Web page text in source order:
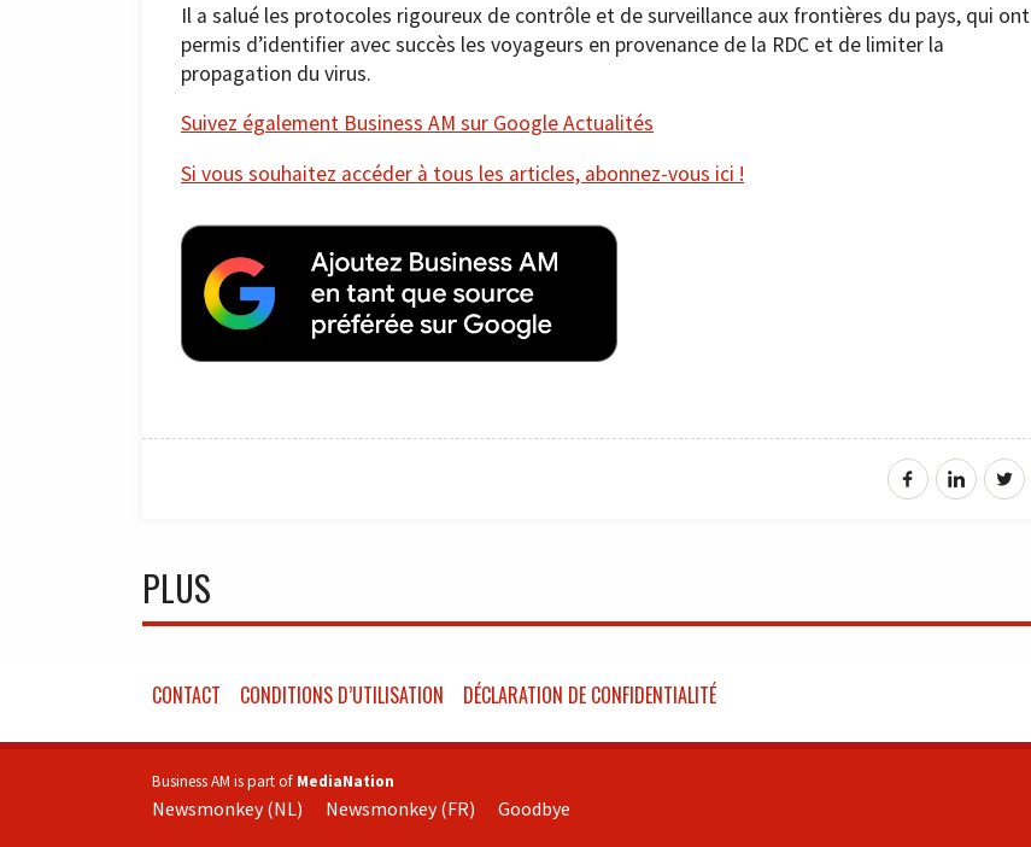
Il a salué les protocoles rigoureux de contrôle et de surveillance aux frontières du pays, qui ont
permis d’identifier avec succès les voyageurs en provenance de la RDC et de limiter la
propagation du virus.
Suivez également Business AM sur Google Actualités
Si vous souhaitez accéder à tous les articles, abonnez-vous ici !
PLUS
CONTACT CONDITIONS D’UTILISATION DÉCLARATION DE CONFIDENTIALITÉ
Business AM is part of MediaNation
Newsmonkey (NL) Newsmonkey (FR) Goodbye